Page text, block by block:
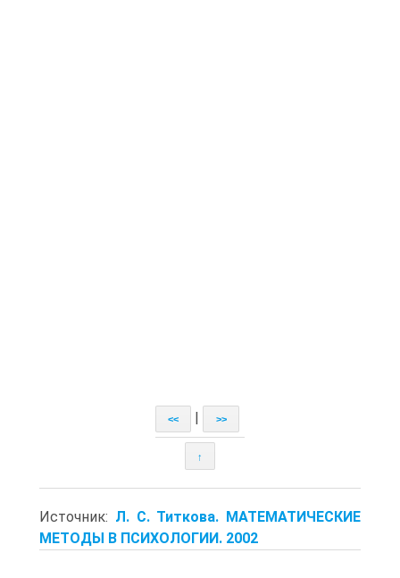
<< >>
↑
Источник: Л. С. Титкова. МАТЕМАТИЧЕСКИЕ
МЕТОДЫ В ПСИХОЛОГИИ. 2002